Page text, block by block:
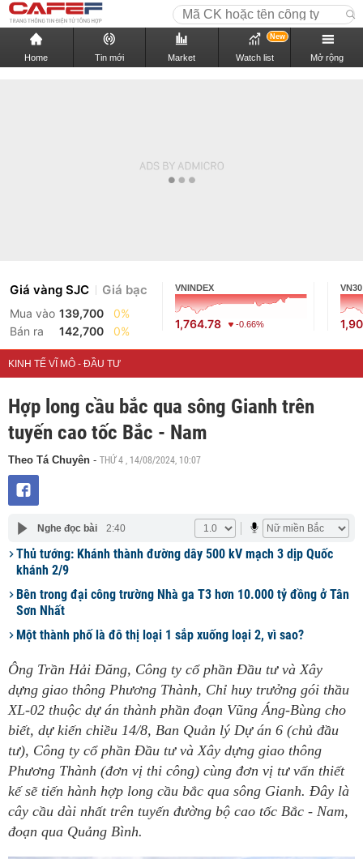
Home Tin mới Market Watch list
New
Mở rộng
Giá vàng SJC Giá bạc
Mua vào 139,700
0%
Bán ra
142,700 0%
VNINDEX
1,764.78 -0.66%
VN30
KINH TẾ VĨ MÔ - ĐẦU TƯ
Hợp long cầu bắc qua sông Gianh trên
tuyến cao tốc Bắc - Nam
Theo Tá Chuyên - THỨ 4 , 14/08/2024, 10:07
Nghe đọc bài 2:40
Thủ tướng: Khánh thành đường dây 500 kV mạch 3 dịp Quốc
khánh 2/9
Bên trong đại công trường Nhà ga T3 hơn 10.000 tỷ đồng ở Tân
Sơn Nhất
Một thành phố là đô thị loại 1 sắp xuống loại 2, vì sao?
Ông Trần Hải Đăng, Công ty cổ phần Đầu tư và Xây
dựng giao thông Phương Thành, Chỉ huy trưởng gói thầu
XL-02 thuộc dự án thành phần đoạn Vũng Áng-Bùng cho
biết, dự kiến chiều 14/8, Ban Quản lý Dự án 6 (chủ đầu
tư), Công ty cổ phần Đầu tư và Xây dựng giao thông
Phương Thành (đơn vị thi công) cùng đơn vị tư vấn thiết
kế sẽ tiến hành hợp long cầu bắc qua sông Gianh. Đây là
cây cầu dài nhất trên tuyến đường bộ cao tốc Bắc - Nam,
đoạn qua Quảng Bình.